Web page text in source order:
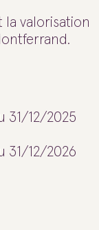
la valorisation
31/12/2025
31/12/2026